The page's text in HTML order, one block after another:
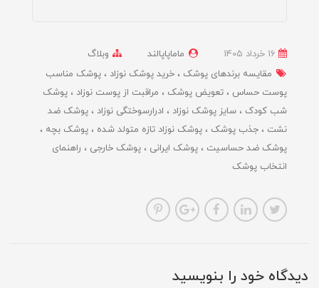
ماماپاپالند
وبلاگ
مقایسه برندهای پوشک
خرید پوشک نوزاد
پوشک مناسب
پوست حساس
تعویض پوشک مراقبت از پوست نوزاد
پوشک
شب کودک
سایز پوشک نوزاد ادرارسوختگی نوزاد
پوشک ضد
نشت
جذب پوشک پوشک نوزاد تازه متولد شده
پوشک بچه
پوشک ضد حساسیت
پوشک ایرانی پوشک خارجی
راهنمای
انتخاب پوشک
دیدگاه خود را بنویسید